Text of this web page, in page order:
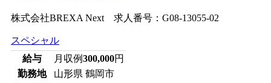
株式会社BREXA Next 求人番号：G08-13055-02
スペシャル
給与
月収例300,000円
勤務地
山形県 鶴岡市